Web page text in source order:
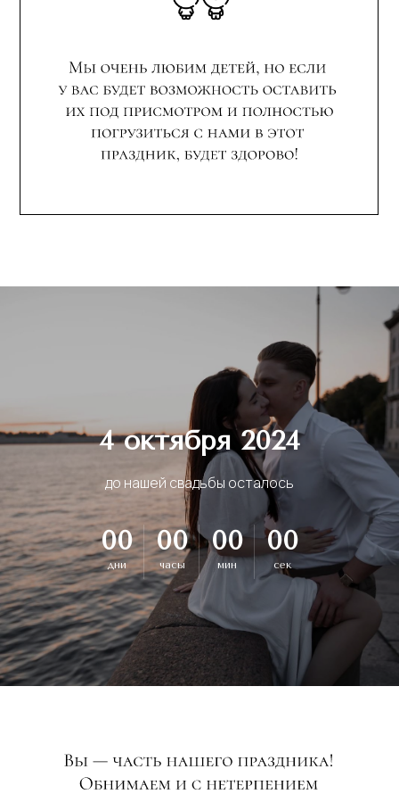
4 октября 2024
до нашей свадьбы осталось
00
дни
00
часы
00
мин
00
сек